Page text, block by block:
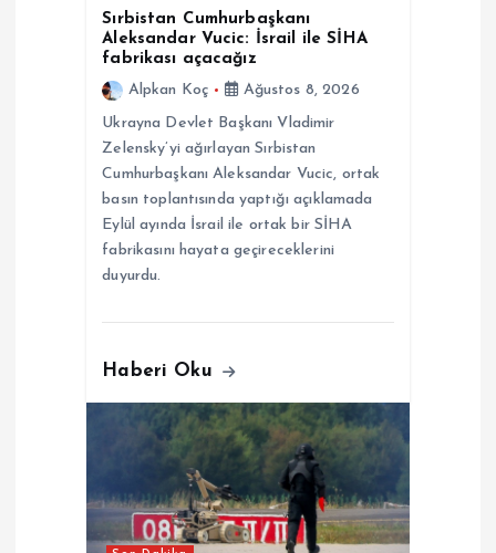
Sırbistan Cumhurbaşkanı
Aleksandar Vucic: İsrail ile SİHA
fabrikası açacağız
Alpkan Koç
Ağustos 8, 2026
Ukrayna Devlet Başkanı Vladimir
Zelensky’yi ağırlayan Sırbistan
Cumhurbaşkanı Aleksandar Vucic, ortak
basın toplantısında yaptığı açıklamada
Eylül ayında İsrail ile ortak bir SİHA
fabrikasını hayata geçireceklerini
duyurdu.
Haberi Oku